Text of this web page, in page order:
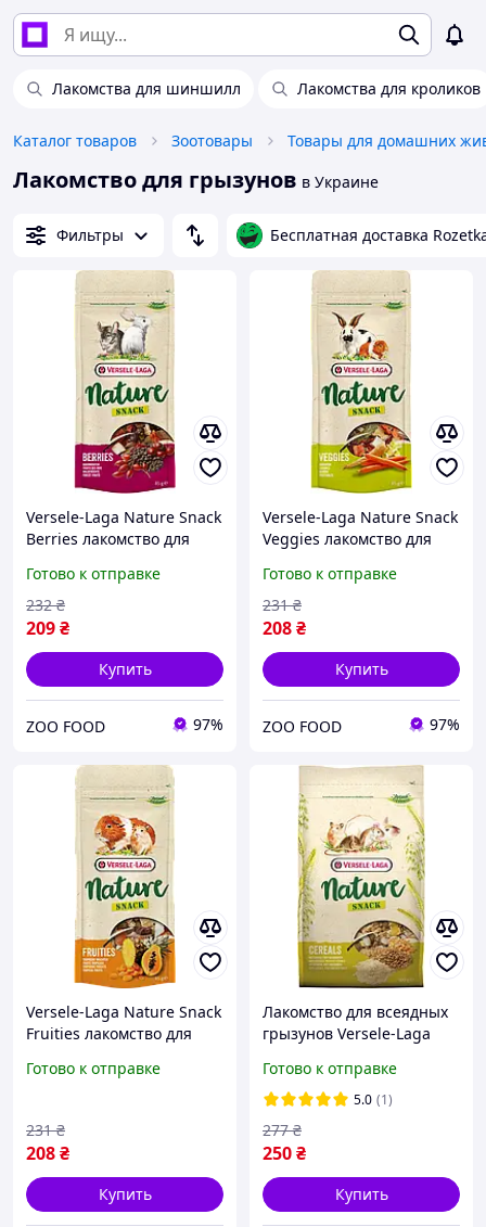
Лакомства для шиншилл Лакомства для кроликов
Каталог товаров Зоотовары
Лакомство для грызунов в Украине
Фильтры Бесплатная доставка
Versele-Laga Nature Snack
Berries лакомство для
Готово к отправке
209₴
232 ₴
Купить
ZOO FOOD 97%
Versele-Laga Nature Snack
Veggies лакомство для
Готово к отправке
208₴
231 ₴
Купить
ZOO FOOD 97%
Versele-Laga Nature Snack
Fruities лакомство для
Готово к отправке
208₴
231 ₴
Купить
Лакомство для всеядных
грызунов Versele-Laga
Готово к отправке
5.0 (1)
250₴
277 ₴
Купить